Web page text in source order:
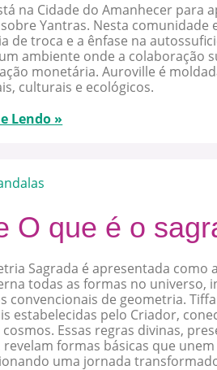
na Cidade do Amanhecer para
Yantras. Nesta comunidade
de troca e a ênfase na
ambiente onde a colaboração
monetária. Auroville é
culturais e ecológicos.
Lendo »
O que é o
Sagrada é apresentada como
todas as formas no universo,
convencionais de geometria.
estabelecidas pelo Criador,
Essas regras divinas,
revelam formas básicas que
uma jornada